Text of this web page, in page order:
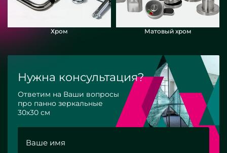
Хром Матовый хром
Нужна консультация?
Ответим на Ваши вопросы
про панно зеркальные
30х30 см